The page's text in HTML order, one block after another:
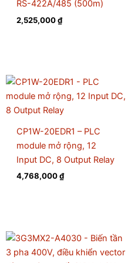
RS-422A/485 (500m)
2,525,000₫
CP1W-20EDR1 – PLC
module mở rộng, 12
Input DC, 8 Output Relay
4,768,000₫